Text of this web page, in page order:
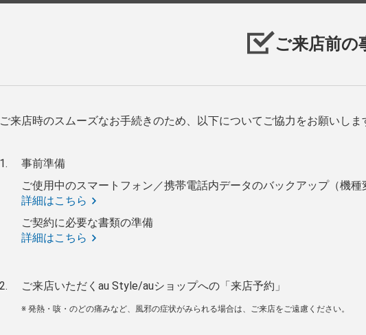
ご来店前の
ご来店時のスムーズなお手続きのため、以下についてご協力をお願いしま
事前準備
ご使用中のスマートフォン／携帯電話内データのバックアップ（機
詳細はこちら
ご契約に必要な書類の準備
詳細はこちら
ご来店いただくau Style/auショップへの「来店予約」
※ 発熱・咳・のどの痛みなど、風邪の症状がみられる場合は、ご来店をご遠慮ください。